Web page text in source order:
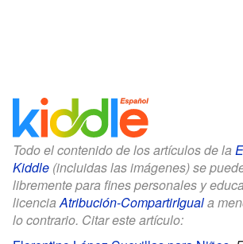
Todo el contenido de los artículos de la
Kiddle (incluidas las imágenes) se
libremente para fines personales y
licenciaAtribución-CompartirIguala
lo contrario. Citar este artículo: